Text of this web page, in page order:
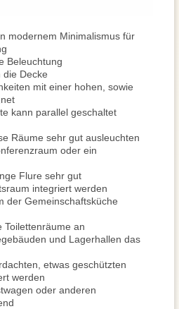
modernem Minimalismus für
Beleuchtung
die Decke
mit einer hohen, sowie
kann parallel geschaltet
Räume sehr gut ausleuchten
oder ein
Flure sehr gut
integriert werden
der Gemeinschaftsküche
Toilettenräume an
und Lagerhallen das
etwas geschützten
werden
oder anderen